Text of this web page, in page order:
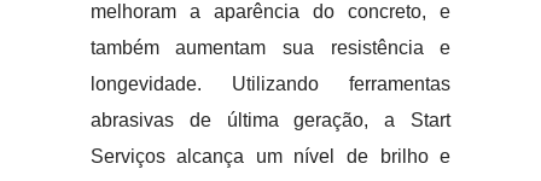
melhoram a aparência do concreto, e
também aumentam sua resistência e
longevidade. Utilizando ferramentas
abrasivas de última geração, a Start
Serviços alcança um nível de brilho e